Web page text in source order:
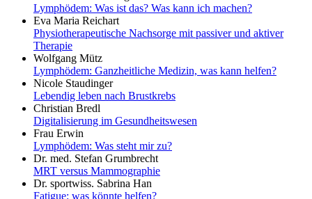
Lymphödem: Was ist das? Was kann ich machen?
Eva Maria Reichart
Physiotherapeutische Nachsorge mit passiver und aktiver
Therapie
Wolfgang Mütz
Lymphödem: Ganzheitliche Medizin, was kann helfen?
Nicole Staudinger
Lebendig leben nach Brustkrebs
Christian Bredl
Digitalisierung im Gesundheitswesen
Frau Erwin
Lymphödem: Was steht mir zu?
Dr. med. Stefan Grumbrecht
MRT versus Mammographie
Dr. sportwiss. Sabrina Han
Fatigue: was könnte helfen?